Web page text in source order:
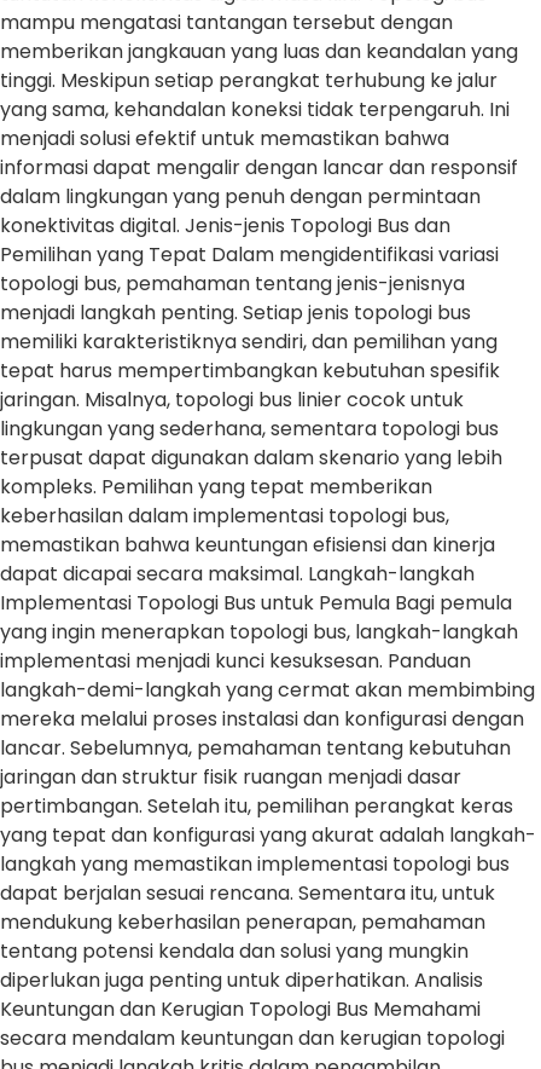
mampu mengatasi tantangan tersebut dengan
memberikan jangkauan yang luas dan keandalan yang
tinggi. Meskipun setiap perangkat terhubung ke jalur
yang sama, kehandalan koneksi tidak terpengaruh. Ini
menjadi solusi efektif untuk memastikan bahwa
informasi dapat mengalir dengan lancar dan responsif
dalam lingkungan yang penuh dengan permintaan
konektivitas digital. Jenis-jenis Topologi Bus dan
Pemilihan yang Tepat Dalam mengidentifikasi variasi
topologi bus, pemahaman tentang jenis-jenisnya
menjadi langkah penting. Setiap jenis topologi bus
memiliki karakteristiknya sendiri, dan pemilihan yang
tepat harus mempertimbangkan kebutuhan spesifik
jaringan. Misalnya, topologi bus linier cocok untuk
lingkungan yang sederhana, sementara topologi bus
terpusat dapat digunakan dalam skenario yang lebih
kompleks. Pemilihan yang tepat memberikan
keberhasilan dalam implementasi topologi bus,
memastikan bahwa keuntungan efisiensi dan kinerja
dapat dicapai secara maksimal. Langkah-langkah
Implementasi Topologi Bus untuk Pemula Bagi pemula
yang ingin menerapkan topologi bus, langkah-langkah
implementasi menjadi kunci kesuksesan. Panduan
langkah-demi-langkah yang cermat akan membimbing
mereka melalui proses instalasi dan konfigurasi dengan
lancar. Sebelumnya, pemahaman tentang kebutuhan
jaringan dan struktur fisik ruangan menjadi dasar
pertimbangan. Setelah itu, pemilihan perangkat keras
yang tepat dan konfigurasi yang akurat adalah langkah-
langkah yang memastikan implementasi topologi bus
dapat berjalan sesuai rencana. Sementara itu, untuk
mendukung keberhasilan penerapan, pemahaman
tentang potensi kendala dan solusi yang mungkin
diperlukan juga penting untuk diperhatikan. Analisis
Keuntungan dan Kerugian Topologi Bus Memahami
secara mendalam keuntungan dan kerugian topologi